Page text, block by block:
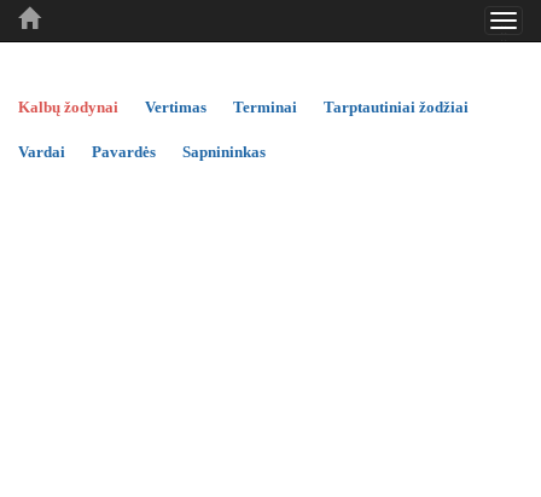
..
..
Kalbų žodynai Vertimas Terminai Tarptautiniai žodžiai
Vardai Pavardės Sapnininkas